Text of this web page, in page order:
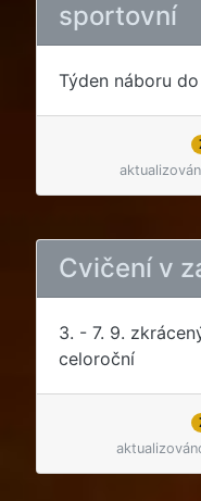
sportovní
Týden náboru
Cvičení v
3. - 7. 9.
celoroční